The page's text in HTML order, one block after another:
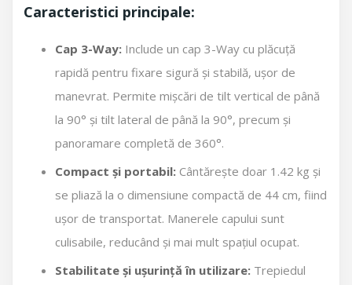
Caracteristici principale:
Cap 3-Way: Include un cap 3-Way cu plăcuță
rapidă pentru fixare sigură și stabilă, ușor de
manevrat. Permite mișcări de tilt vertical de până
la 90° și tilt lateral de până la 90°, precum și
panoramare completă de 360°.
Compact și portabil: Cântărește doar 1.42 kg și
se pliază la o dimensiune compactă de 44 cm, fiind
ușor de transportat. Manerele capului sunt
culisabile, reducând și mai mult spațiul ocupat.
Stabilitate și ușurință în utilizare: Trepiedul